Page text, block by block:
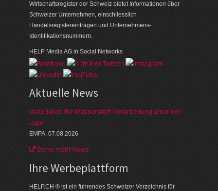
Wirtschaftsregister der Schweiz bietet Informationen über
Schweizer Unternehmen, einschliesslich
Handelsregistereinträgen und Unternehmens-
Identifikationsnummern.
HELP Media AG in Social Networks
Aktuelle News
Materialien für Wasserstoff-Verarbeitung unter der
Lupe
EMPA, 07.08.2026
Siehe mehr News
Ihre Werbe­plattform
HELP.CH ® ist ein führendes Schweizer Verzeichnis für